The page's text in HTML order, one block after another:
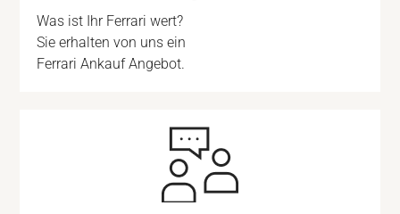
Was ist Ihr Ferrari wert?
Sie erhalten von uns ein
Ferrari Ankauf Angebot.